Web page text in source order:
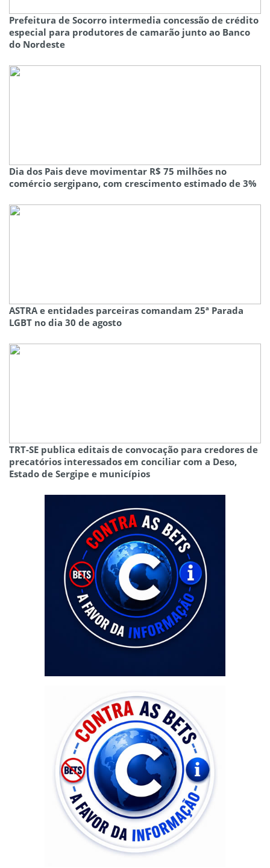
Prefeitura de Socorro intermedia concessão de crédito
especial para produtores de camarão junto ao Banco
do Nordeste
Dia dos Pais deve movimentar R$ 75 milhões no
comércio sergipano, com crescimento estimado de 3%
ASTRA e entidades parceiras comandam 25ª Parada
LGBT no dia 30 de agosto
TRT-SE publica editais de convocação para credores de
precatórios interessados em conciliar com a Deso,
Estado de Sergipe e municípios